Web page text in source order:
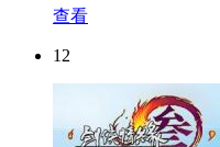
查看
12